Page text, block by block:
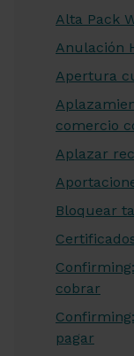
Alta Pack
Anulación
Apertura
comercio
Aplazar
Bloquear
cobrar
pagar